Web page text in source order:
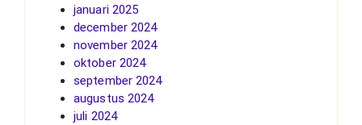
januari 2025
december 2024
november 2024
oktober 2024
september 2024
augustus 2024
juli 2024